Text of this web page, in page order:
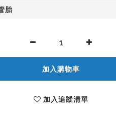
加入購物車
加入追蹤清單